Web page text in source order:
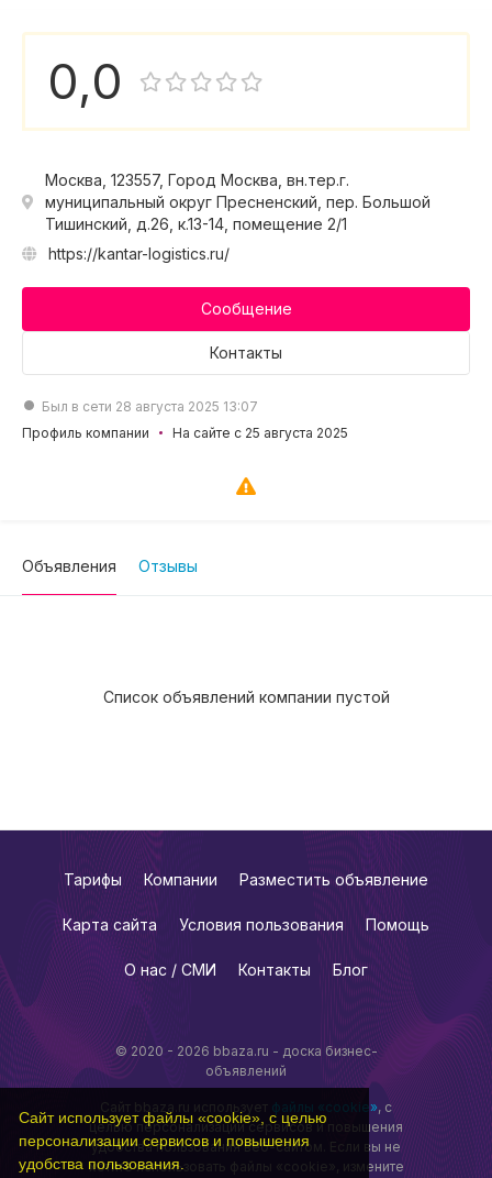
Сайт использует файлы «cookie», с целью
персонализации сервисов и повышения
удобства пользования.
0,0
Москва, 123557, Город Москва, вн.тер.г.
муниципальный округ Пресненский, пер. Большой
Тишинский, д.26, к.13-14, помещение 2/1
https://kantar-logistics.ru/
Сообщение
Контакты
Был в сети 28 августа 2025 13:07
Профиль компании
На сайте с 25 августа 2025
Объявления Отзывы
Список объявлений компании пустой
© 2020 - 2026 bbaza.ru - доска бизнес-
объявлений
Сайт bbaza.ru использует файлы «cookie», с
целью персонализации сервисов и повышения
удобства пользования веб-сайтом. Если вы не
хотите использовать файлы «cookie», измените
Тарифы Компании Разместить объявление
Карта сайта Условия пользования Помощь
О нас / СМИ Контакты Блог